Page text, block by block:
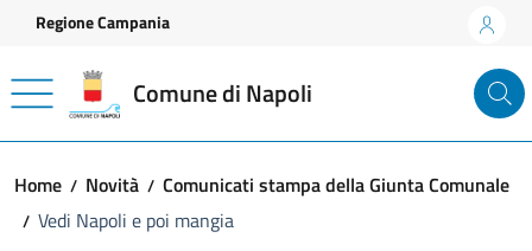
Vai ai contenuti
Vai al footer
Regione Campania
Comune di Napoli
Home Novità
Comunicati stampa della Giunta Comunale
Vedi Napoli e poi mangia